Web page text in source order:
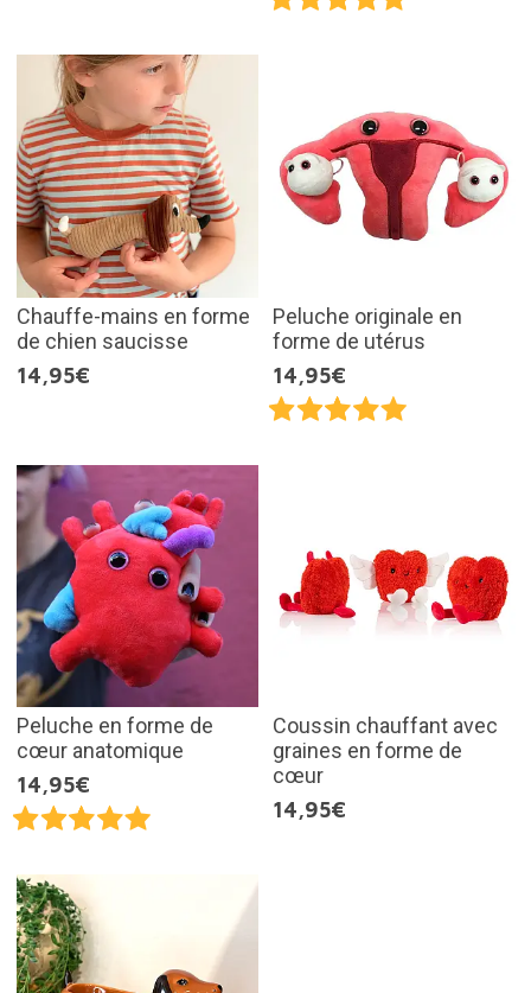
Chauffe-mains en forme
de chien saucisse
14,95€
Peluche originale en
forme de utérus
14,95€
Peluche en forme de
cœur anatomique
14,95€
Coussin chauffant avec
graines en forme de
cœur
14,95€